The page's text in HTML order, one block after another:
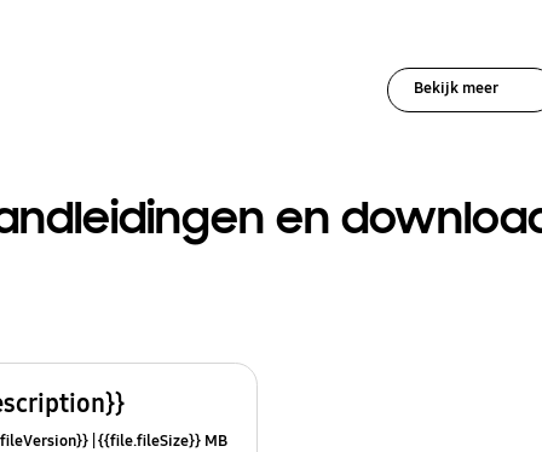
Bekijk meer
en
{{file.fileSize}} MB